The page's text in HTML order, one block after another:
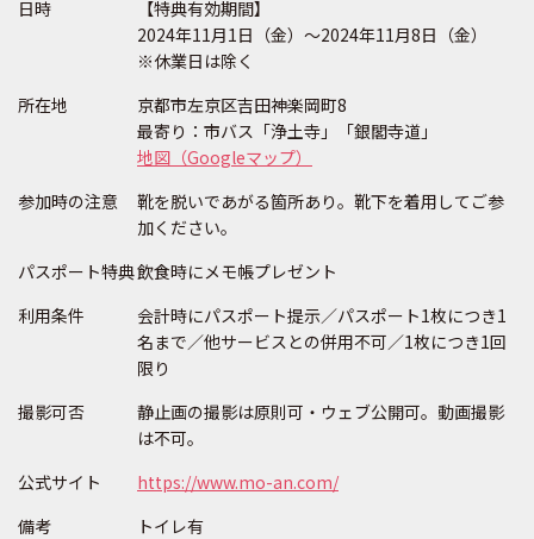
日時
【特典有効期間】
2024年11月1日（金）〜2024年11月8日（金）
※休業日は除く
所在地
京都市左京区吉田神楽岡町8
最寄り：市バス「浄土寺」「銀閣寺道」
地図（Googleマップ）
参加時の注意
靴を脱いであがる箇所あり。靴下を着用してご参
加ください。
パスポート特典飲食時にメモ帳プレゼント
利用条件
会計時にパスポート提示／パスポート1枚につき1
名まで／他サービスとの併用不可／1枚につき1回
限り
撮影可否
静止画の撮影は原則可・ウェブ公開可。動画撮影
は不可。
公式サイト
https://www.mo-an.com/
備考
トイレ有